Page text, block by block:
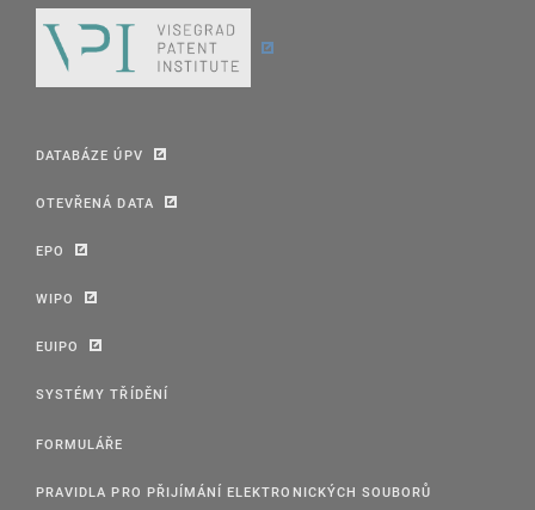
DATABÁZE ÚPV
OTEVŘENÁ DATA
EPO
WIPO
EUIPO
SYSTÉMY TŘÍDĚNÍ
FORMULÁŘE
PRAVIDLA PRO PŘIJÍMÁNÍ ELEKTRONICKÝCH SOUBORŮ